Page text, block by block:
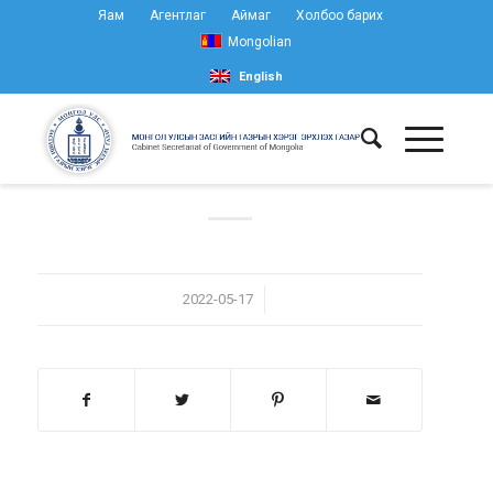
Яам Агентлаг Аймаг
Холбоо барих
Mongolian
English
2022-05-17
/